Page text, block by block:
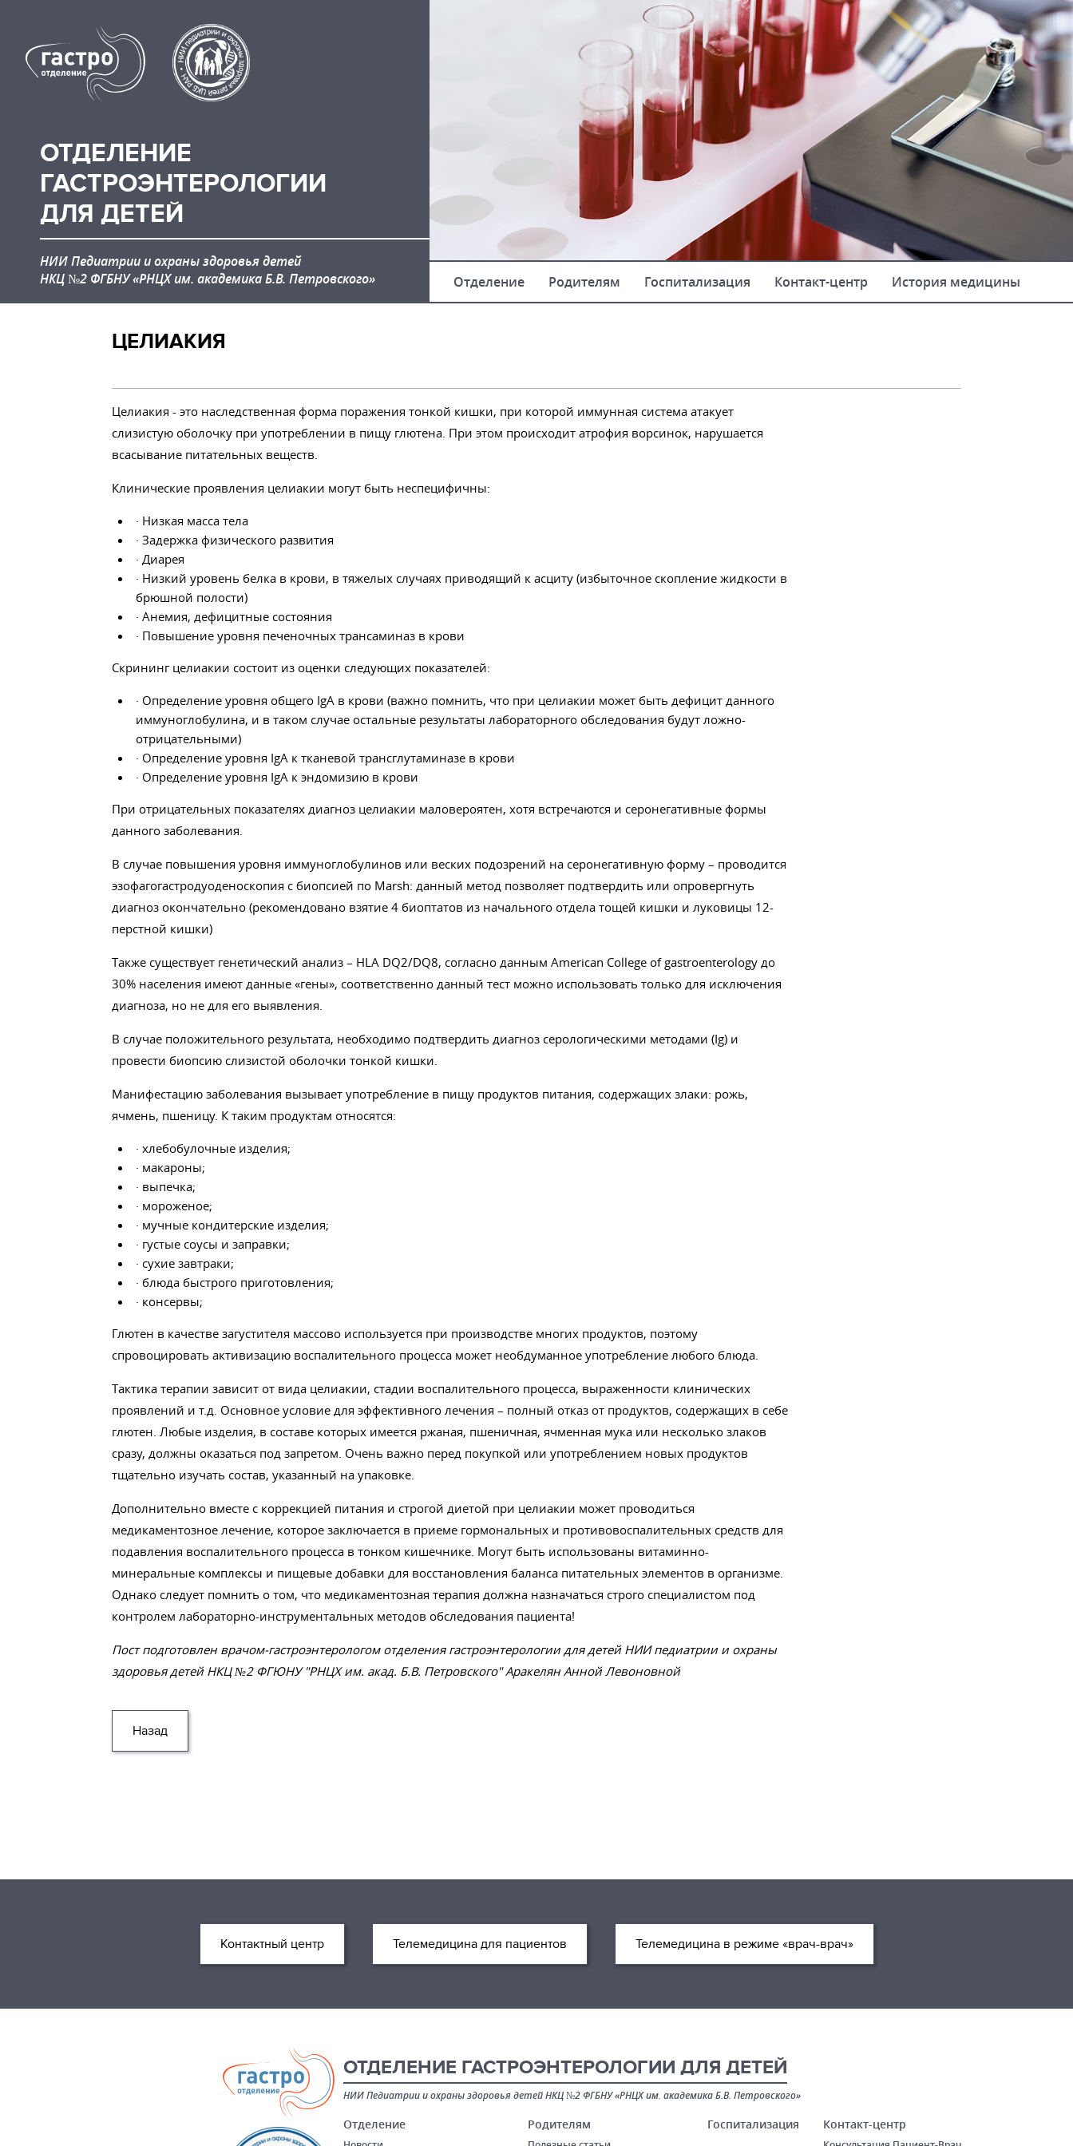
ОТДЕЛЕНИЕ
ГАСТРОЭНТЕРОЛОГИИ
ДЛЯ ДЕТЕЙ
НИИ Педиатрии и охраны здоровья детей
НКЦ №2 ФГБНУ «РНЦХ им. академика Б.В. Петровского»
Отделение Родителям Госпитализация Контакт-центр История медицины
ЦЕЛИАКИЯ
Целиакия - это наследственная форма поражения тонкой кишки, при которой иммунная система атакует
слизистую оболочку при употреблении в пищу глютена. При этом происходит атрофия ворсинок, нарушается
всасывание питательных веществ.
Клинические проявления целиакии могут быть неспецифичны:
· Низкая масса тела
· Задержка физического развития
· Диарея
· Низкий уровень белка в крови, в тяжелых случаях приводящий к асциту (избыточное скопление жидкости в
брюшной полости)
· Анемия, дефицитные состояния
· Повышение уровня печеночных трансаминаз в крови
Скрининг целиакии состоит из оценки следующих показателей:
· Определение уровня общего IgA в крови (важно помнить, что при целиакии может быть дефицит данного
иммуноглобулина, и в таком случае остальные результаты лабораторного обследования будут ложно-
отрицательными)
· Определение уровня IgA к тканевой трансглутаминазе в крови
· Определение уровня IgA к эндомизию в крови
При отрицательных показателях диагноз целиакии маловероятен, хотя встречаются и серонегативные формы
данного заболевания.
В случае повышения уровня иммуноглобулинов или веских подозрений на серонегативную форму – проводится
эзофагогастродуоденоскопия с биопсией по Marsh: данный метод позволяет подтвердить или опровергнуть
диагноз окончательно (рекомендовано взятие 4 биоптатов из начального отдела тощей кишки и луковицы 12-
перстной кишки)
Также существует генетический анализ – HLA DQ2/DQ8, согласно данным American College of gastroenterology до
30% населения имеют данные «гены», соответственно данный тест можно использовать только для исключения
диагноза, но не для его выявления.
В случае положительного результата, необходимо подтвердить диагноз серологическими методами (Ig) и
провести биопсию слизистой оболочки тонкой кишки.
Манифестацию заболевания вызывает употребление в пищу продуктов питания, содержащих злаки: рожь,
ячмень, пшеницу. К таким продуктам относятся:
· хлебобулочные изделия;
· макароны;
· выпечка;
· мороженое;
· мучные кондитерские изделия;
· густые соусы и заправки;
· сухие завтраки;
· блюда быстрого приготовления;
· консервы;
Глютен в качестве загустителя массово используется при производстве многих продуктов, поэтому
спровоцировать активизацию воспалительного процесса может необдуманное употребление любого блюда.
Тактика терапии зависит от вида целиакии, стадии воспалительного процесса, выраженности клинических
проявлений и т.д. Основное условие для эффективного лечения – полный отказ от продуктов, содержащих в себе
глютен. Любые изделия, в составе которых имеется ржаная, пшеничная, ячменная мука или несколько злаков
сразу, должны оказаться под запретом. Очень важно перед покупкой или употреблением новых продуктов
тщательно изучать состав, указанный на упаковке.
Дополнительно вместе с коррекцией питания и строгой диетой при целиакии может проводиться
медикаментозное лечение, которое заключается в приеме гормональных и противовоспалительных средств для
подавления воспалительного процесса в тонком кишечнике. Могут быть использованы витаминно-
минеральные комплексы и пищевые добавки для восстановления баланса питательных элементов в организме.
Однако следует помнить о том, что медикаментозная терапия должна назначаться строго специалистом под
контролем лабораторно-инструментальных методов обследования пациента!
Пост подготовлен врачом-гастроэнтерологом отделения гастроэнтерологии для детей НИИ педиатрии и охраны
здоровья детей НКЦ №2 ФГЮНУ "РНЦХ им. акад. Б.В. Петровского" Аракелян Анной Левоновной
Назад
Контактный центр Телемедицина для пациентов Телемедицина в режиме «врач-врач»
ОТДЕЛЕНИЕ ГАСТРОЭНТЕРОЛОГИИ ДЛЯ ДЕТЕЙ
НИИ Педиатрии и охраны здоровья детей НКЦ №2 ФГБНУ «РНЦХ им. академика Б.В. Петровского»
Отделение Родителям Госпитализация Контакт-центр